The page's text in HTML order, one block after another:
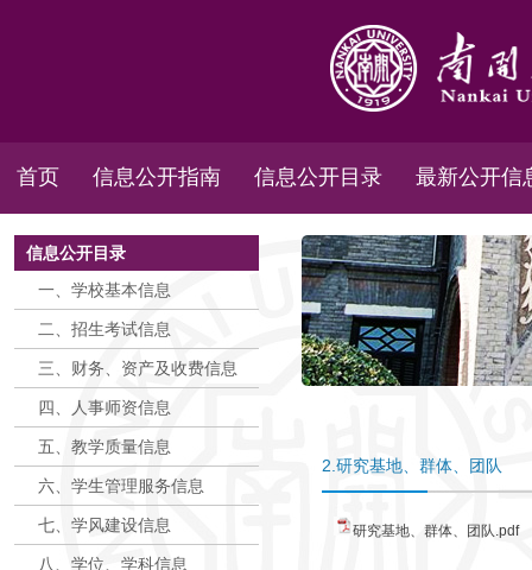
首页 信息公开指南 信息公开目录 最新公开信
信息公开目录
一、学校基本信息
二、招生考试信息
三、财务、资产及收费信息
四、人事师资信息
五、教学质量信息
六、学生管理服务信息
七、学风建设信息
八、学位、学科信息
2.研究基地、群体、团队
研究基地、群体、团队.pdf